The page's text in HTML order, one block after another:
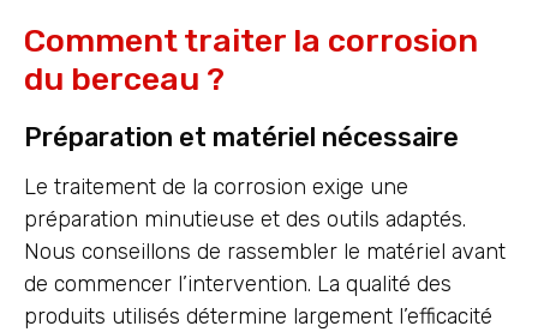
Comment traiter la corrosion
du berceau ?
Préparation et matériel nécessaire
Le traitement de la corrosion exige une
préparation minutieuse et des outils adaptés.
Nous conseillons de rassembler le matériel avant
de commencer l’intervention. La qualité des
produits utilisés détermine largement l’efficacité